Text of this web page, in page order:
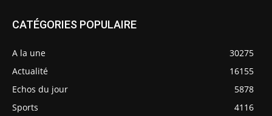
CATÉGORIES POPULAIRE
A la une
30275
Actualité
16155
Echos du jour
5878
Sports
4116